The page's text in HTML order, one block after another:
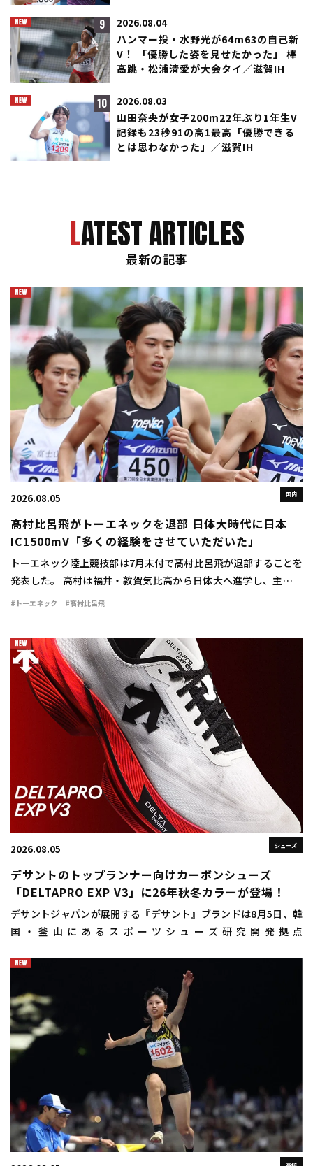
9 2026.08.04
ハンマー投・水野光が64m63の自己新
V！ 「優勝した姿を見せたかった」 棒
高跳・松浦清愛が大会タイ／滋賀IH
10 2026.08.03
山田奈央が女子200m22年ぶり1年生V
記録も23秒91の高1最高「優勝できる
とは思わなかった」／滋賀IH
LATEST ARTICLES
最新の記事
国内
2026.08.05
髙村比呂飛がトーエネックを退部 日体大時代に日本
IC1500mV「多くの経験をさせていただいた」
トーエネック陸上競技部は7月末付で髙村比呂飛が退部することを
発表した。 高村は福井・敦賀気比高から日体大へ進学し、主に中
距離で活躍。1500mで2年時に3分42秒76をマークすると、3、4年
#トーエネック #髙村比呂飛
シューズ
2026.08.05
デサントのトップランナー向けカーボンシューズ
「DELTAPRO EXP V3」に26年秋冬カラーが登場！
デサントジャパンが展開する『デサント』ブランドは8月5日、韓
国・釜山にあるスポーツシューズ研究開発拠点
BUSAN（ディスクプサン）」にお […]